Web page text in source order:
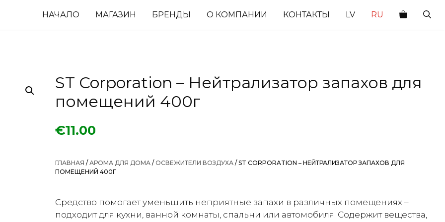
НАЧАЛО МАГАЗИН БРЕНДЫ О КОМПАНИИ КОНТАКТЫ LV RU
ST Corporation – Нейтрализатор запахов для
помещений 400г
€11.00
ГЛАВНАЯ /АРОМА ДЛЯ ДОМА /ОСВЕЖИТЕЛИ ВОЗДУХА / ST CORPORATION – НЕЙТРАЛИЗАТОР ЗАПАХОВ ДЛЯ
ПОМЕЩЕНИЙ 400Г
Средство помогает уменьшить неприятные запахи в различных помещениях –
подходит для кухни, ванной комнаты, спальни или автомобиля. Содержит вещества,